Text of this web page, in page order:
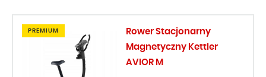
Rower Stacjonarny
Magnetyczny Kettler
AVIOR M
PREMIUM